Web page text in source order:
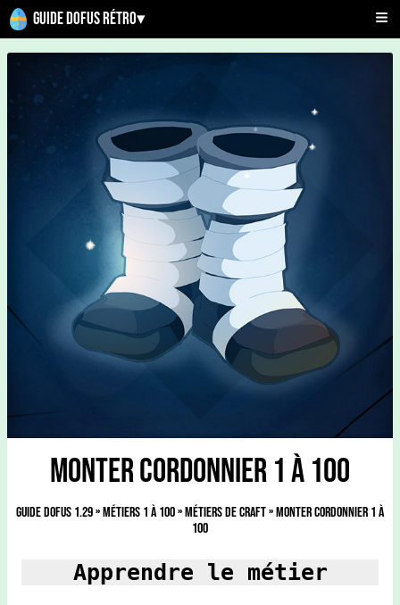
Guide Dofus Rétro▾
Monter Cordonnier 1 à 100
Guide Dofus 1.29»Métiers 1 à 100»Métiers de Craft»Monter Cordonnier 1 à
100
Apprendre le métier